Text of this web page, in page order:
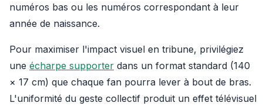
numéros bas ou les numéros correspondant à leur
année de naissance.
Pour maximiser l'impact visuel en tribune, privilégiez
une écharpe supporter dans un format standard (140
× 17 cm) que chaque fan pourra lever à bout de bras.
L'uniformité du geste collectif produit un effet télévisuel